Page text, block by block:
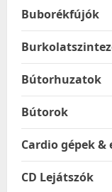
Buborékfújók
Bútorhuzatok
Bútorok
Cardio gépek &
CD Lejátszók